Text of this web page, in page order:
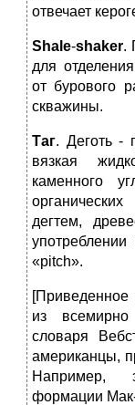
отвечает
Shale-shaker.
для
от бурового
скважины.
Таг. Деготь ‑
вязкая
каменного
дегтем,
«pitch».
[Приведенное
из всемирно
словаря
американцы,
Например,
формации